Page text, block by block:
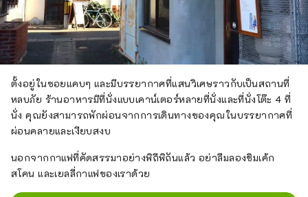
ตั้งอยู่ในซอยแคบๆ และมีบรรยากาศที่แสนวิเศษราวกับเป็นสถานที่
หลบภัย ร้านอาหารมีที่นั่งแบบเคาน์เตอร์หลายที่นั่งและที่นั่งโต๊ะ 4 ที่
นั่ง คุณยังสามารถพักผ่อนจากการเดินทางของคุณในบรรยากาศที่
ผ่อนคลายและเงียบสงบ
นอกจากกาแฟที่คัดสรรมาอย่างพิถีพิถันแล้ว อย่าลืมลองชิมเค้ก
สโคน และเยลลี่กาแฟของเราด้วย